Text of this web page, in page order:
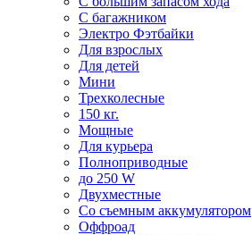
С багажником
Электро Фэтбайки
Для взрослых
Для детей
Мини
Трехколесные
150 кг.
Мощные
Для курьера
Полноприводные
до 250 W
Двухместные
Со съемным аккумулятором
Оффроад